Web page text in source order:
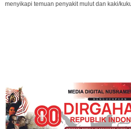
menyikapi temuan penyakit mulut dan kaki/